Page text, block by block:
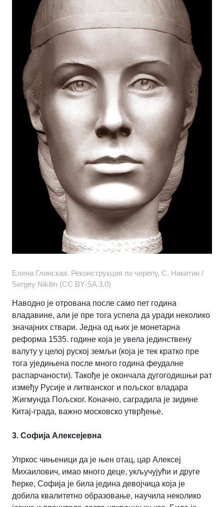
Елена Глинская. Реконструкция по черепу, С. Никитин /
Sergey Nikitin (CC BY-SA 3.0)
Наводно је отрована после само пет година
владавине, али је пре тога успела да уради неколико
значајних ствари. Једна од њих је монетарна
реформа 1535. године која је увела јединствену
валуту у целој руској земљи (која је тек кратко пре
тога уједињена после много година феудалне
распарчаности). Такође је окончала дугогодишњи рат
између Русије и литванског и пољског владара
Жигмунда Пољског. Коначно, саградила је зидине
Китај-града, важно московско утврђење.
3. Софија Алексејевна
Упркос чињеници да је њен отац, цар Алексеј
Михаилович, имао много деце, укључујући и друге
ћерке, Софија је била једина девојчица која је
добила квалитетно образовање, научила неколико